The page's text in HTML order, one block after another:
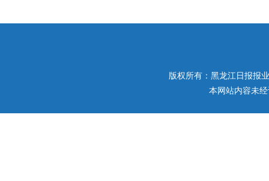
版权所有：黑龙江日报报
本网站内容未